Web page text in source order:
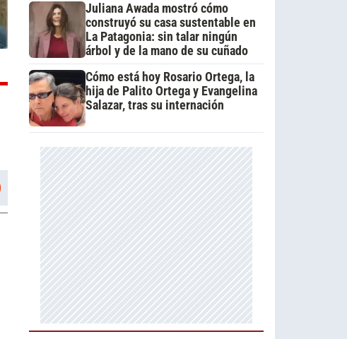
Juliana Awada mostró cómo
construyó su casa sustentable en
La Patagonia: sin talar ningún
árbol y de la mano de su cuñado
Cómo está hoy Rosario Ortega, la
hija de Palito Ortega y Evangelina
Salazar, tras su internación